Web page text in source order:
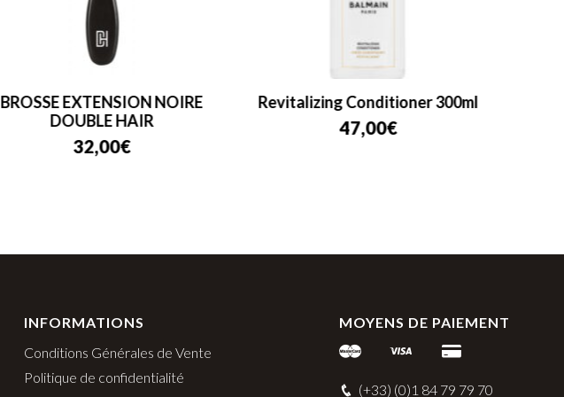
BROSSE EXTENSION NOIRE
DOUBLE HAIR
32,00€
Revitalizing Conditioner 300ml
47,00€
INFORMATIONS
Conditions Générales de Vente
Politique de confidentialité
MOYENS DE PAIEMENT
(+33) (0)1 84 79 79 70